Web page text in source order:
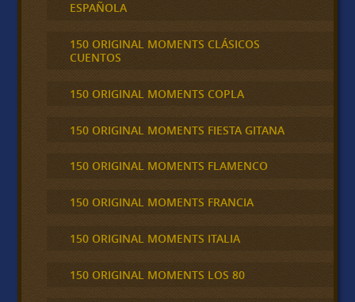
ESPAÑOLA
150 ORIGINAL MOMENTS CLÁSICOS
CUENTOS
150 ORIGINAL MOMENTS COPLA
150 ORIGINAL MOMENTS FIESTA GITANA
150 ORIGINAL MOMENTS FLAMENCO
150 ORIGINAL MOMENTS FRANCIA
150 ORIGINAL MOMENTS ITALIA
150 ORIGINAL MOMENTS LOS 80